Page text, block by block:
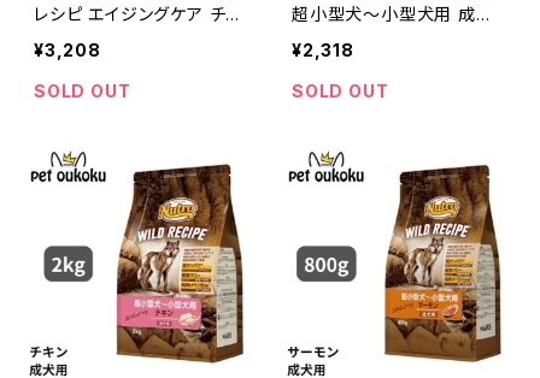
レシピ エイジングケア チキ
ン シニア猫用 1kg 49023
97845850
¥3,208
SOLD OUT
超小型犬〜小型犬用 成犬
用 チキン 800g 4562358
788512
¥2,318
SOLD OUT